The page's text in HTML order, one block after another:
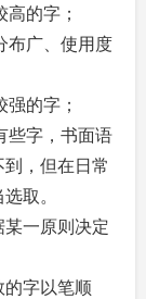
的字；
布广、使用度
的字；
些字，书面语
，但在日常
取。
某一原则决定
字以笔顺